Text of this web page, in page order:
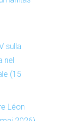
sulla
nel
(15
Léon